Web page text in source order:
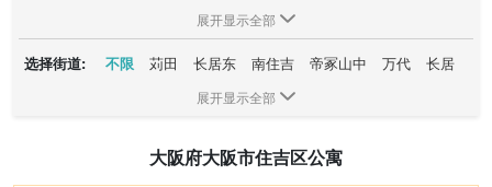
京都府 大阪府 兵库県
鸟取県
岛根県 冈山県 広岛県 山口県
徳岛県
香川県
爱媛県 高知県 福冈県 佐贺県
长崎県
大分県 宫崎県 鹿児岛県
大阪市淀川区 枚方市
东大阪市
大阪市天王寺区 高槻市
大阪市城东区
箕面市
大阪市阿倍野区
大阪市住吉区
池田市 堺市南区
大阪市住之江区
大阪市浪速区
大阪市东住吉区
大阪市平野区
展开显示全部
选择街道: 不限 苅田 长居东 南住吉 帝冢山中 万代
长居
万代东 帝冢山西 东粉浜
我孙子西
杉本 庭井
展开显示全部
大阪府大阪市住吉区公寓